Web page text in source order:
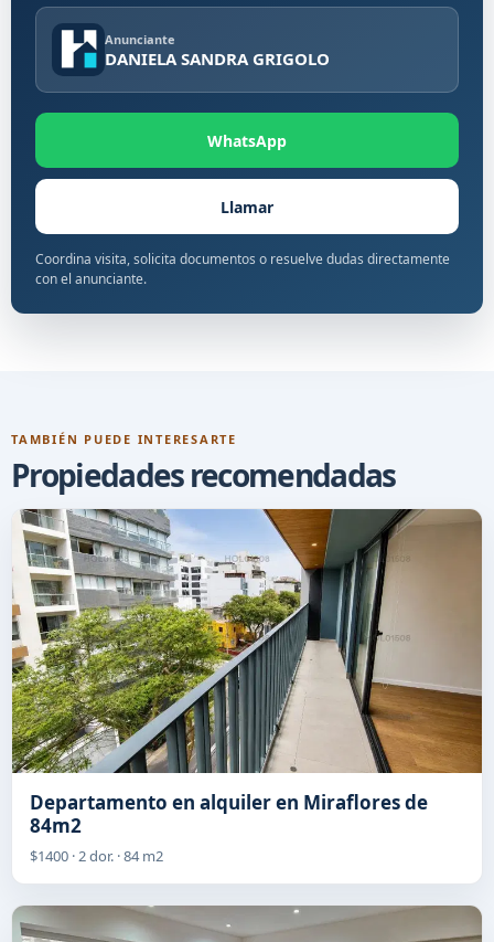
Anunciante
DANIELA SANDRA GRIGOLO
WhatsApp
Llamar
Coordina visita, solicita documentos o resuelve dudas directamente
con el anunciante.
TAMBIÉN PUEDE INTERESARTE
Propiedades recomendadas
Departamento en alquiler en Miraflores de
84m2
$1400 · 2 dor. · 84 m2